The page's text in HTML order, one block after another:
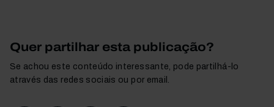
Quer partilhar esta publicação?
Se achou este conteúdo interessante, pode partilhá-lo
através das redes sociais ou por email.